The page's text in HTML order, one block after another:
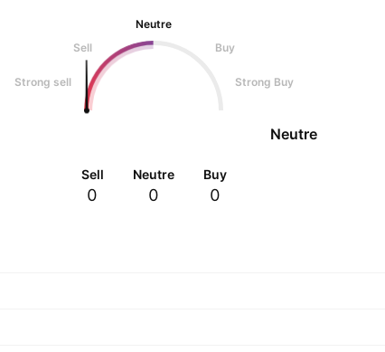
Neutre
Sell
Buy
Strong sell Strong Buy
Neutre
Sell
0
Neutre
0
Buy
0